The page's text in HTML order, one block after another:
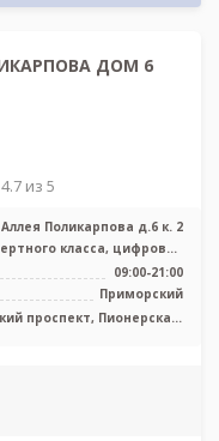
ДОМ 6
из 5
Поликарпова д.6 к. 2
класса, цифровой
рентген, маммограф
09:00-21:00
Приморский
проспект, Пионерская,